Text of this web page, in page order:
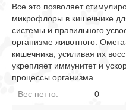
Все это позволяет
микрофлоры в кишечнике
системы и правильного
организме животного.
кишечника, усиливая их
укрепляет иммунитет и
процессы организма
Вес нетто:
0